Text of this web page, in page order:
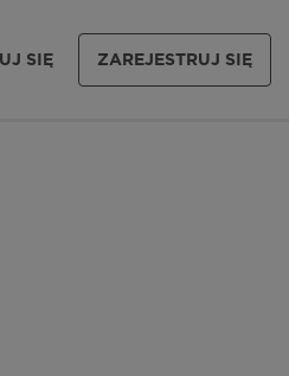
SIĘ ZAREJESTRUJ SIĘ